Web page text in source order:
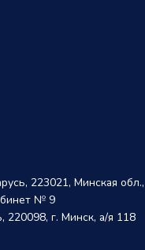
223021, Минская обл.,
№ 9
220098, г. Минск, а/я 118